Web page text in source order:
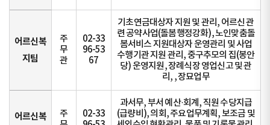
어르신복
지팀
주
무
관
02-33
96-53
67
기초연금대상자 지원 및 관리, 어르신 관
련 공약사업(돌봄행정강화), 노인맞춤돌
봄서비스 지원대상자 운영관리 및 사업
수행기관 지원 관리, 중구추모의 집(봉안
당) 운영지원, 장례식장 영업신고 및 관
리, , 장묘업무
어르신복
주
02-33
과서무, 부서 예산·회계, 직원 수당지급
(급량비), 의회, 주요업무계획, 보조금 및